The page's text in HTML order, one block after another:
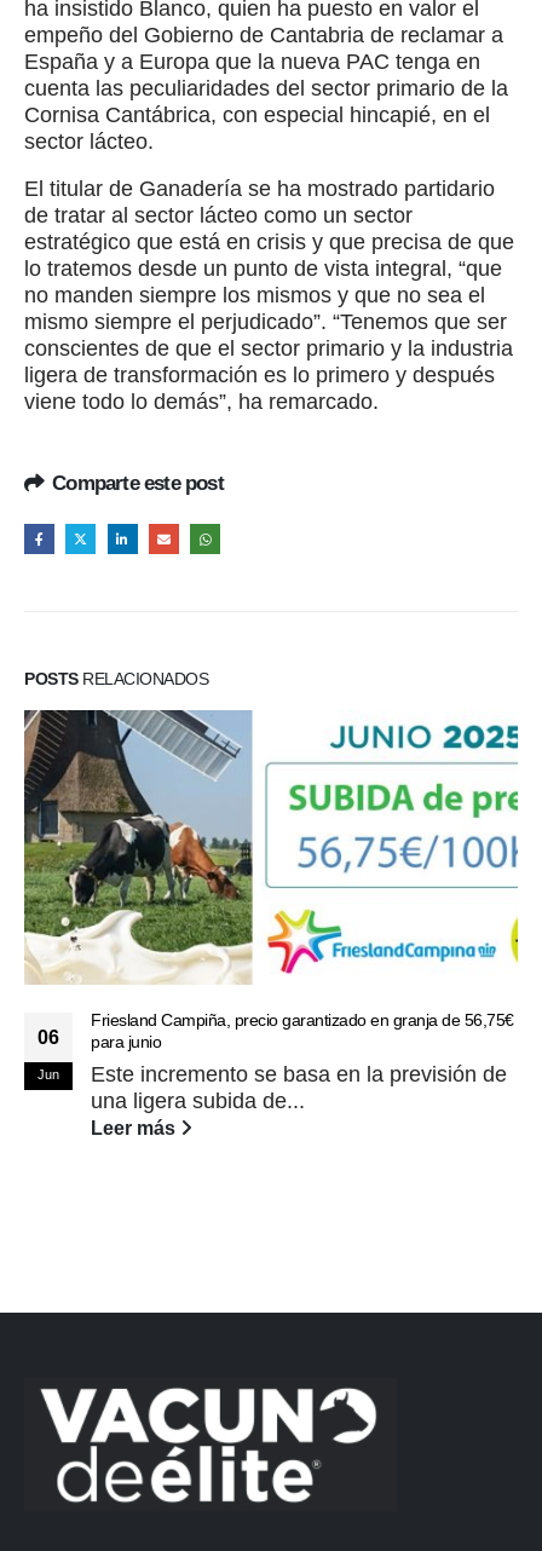
ha insistido Blanco, quien ha puesto en valor el
empeño del Gobierno de Cantabria de reclamar a
España y a Europa que la nueva PAC tenga en
cuenta las peculiaridades del sector primario de la
Cornisa Cantábrica, con especial hincapié, en el
sector lácteo.
El titular de Ganadería se ha mostrado partidario
de tratar al sector lácteo como un sector
estratégico que está en crisis y que precisa de que
lo tratemos desde un punto de vista integral, “que
no manden siempre los mismos y que no sea el
mismo siempre el perjudicado”. “Tenemos que ser
conscientes de que el sector primario y la industria
ligera de transformación es lo primero y después
viene todo lo demás”, ha remarcado.
Comparte este post
POSTSRELACIONADOS
06
Jun
Friesland Campiña, precio garantizado en granja de 56,75€
para junio
Este incremento se basa en la previsión de
una ligera subida de...
Leer más